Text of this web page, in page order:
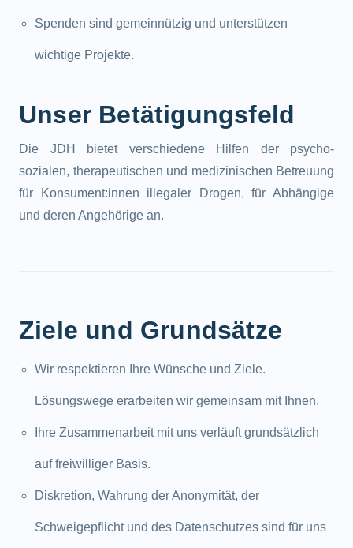
Spenden sind gemeinnützig und unterstützen
wichtige Projekte.
Unser Betätigungsfeld
Die JDH bietet verschiedene Hilfen der psycho-
sozialen, therapeutischen und medizinischen Betreuung
für Konsument:innen illegaler Drogen, für Abhängige
und deren Angehörige an.
Ziele und Grundsätze
Wir respektieren Ihre Wünsche und Ziele.
Lösungswege erarbeiten wir gemeinsam mit Ihnen.
Ihre Zusammenarbeit mit uns verläuft grundsätzlich
auf freiwilliger Basis.
Diskretion, Wahrung der Anonymität, der
Schweigepflicht und des Datenschutzes sind für uns